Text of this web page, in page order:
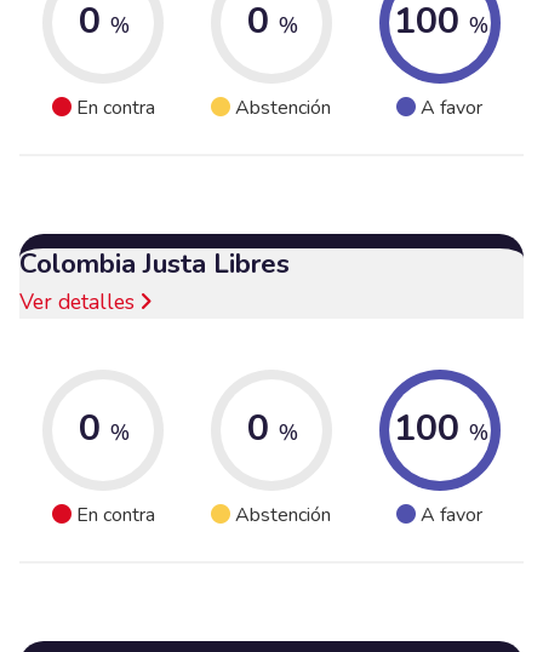
0 %
En contra
0 %
Abstención
100 %
A favor
Colombia Justa Libres
Ver detalles
0 %
En contra
0 %
Abstención
100 %
A favor